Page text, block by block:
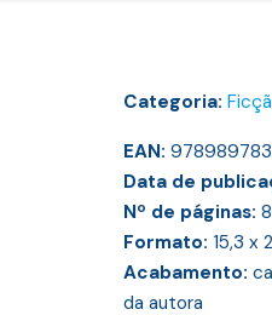
Categoria:
EAN:
Data de
Nº de páginas:
Formato: 15,3 x
Acabamento:
da autora